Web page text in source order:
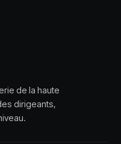
de la haute
dirigeants,